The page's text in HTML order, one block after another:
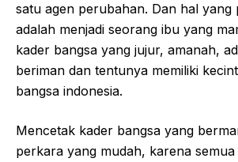
satu agen perubahan. Dan hal yang
adalah menjadi seorang ibu yang
kader bangsa yang jujur, amanah,
beriman dan tentunya memiliki
bangsa indonesia.
Mencetak kader bangsa yang
perkara yang mudah, karena